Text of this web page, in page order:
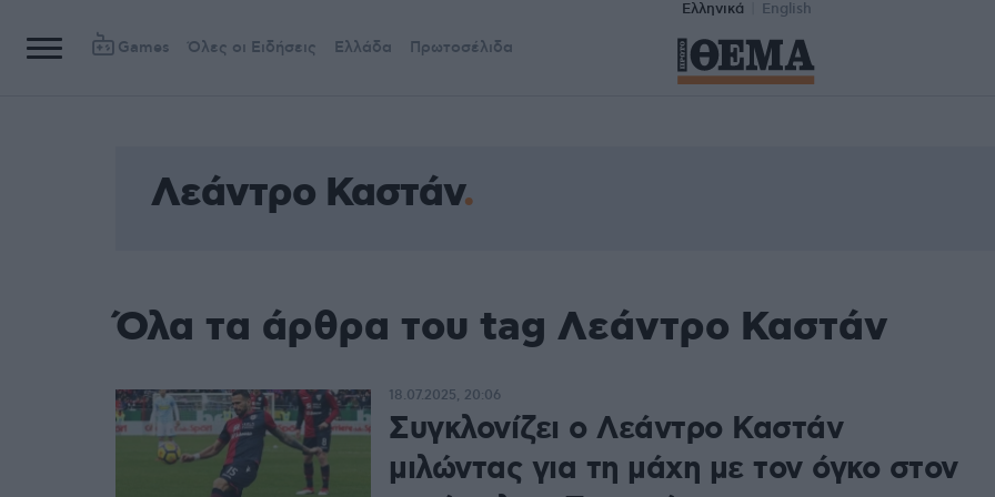
Ελληνικά English
Games Όλες οι Ειδήσεις Ελλάδα Πρωτοσέλιδα
Λεάντρο Καστάν
Όλα τα άρθρα του tag Λεάντρο Καστάν
Συγκλονίζει ο Λεάντρο Καστάν
μιλώντας για τη μάχη με τον όγκο στον
18.07.2025, 20:06